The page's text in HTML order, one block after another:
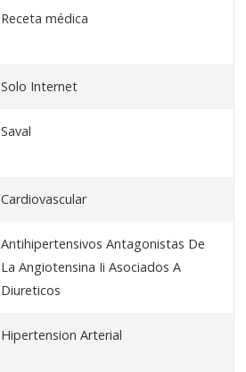
Receta médica
Solo Internet
Saval
Cardiovascular
Antihipertensivos Antagonistas De
La Angiotensina Ii Asociados A
Diureticos
Hipertension Arterial